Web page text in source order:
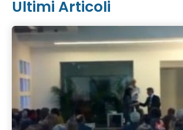
Ultimi Articoli